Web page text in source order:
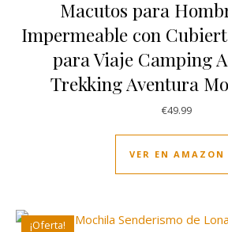
Macutos para
Impermeable con
para Viaje Camping
Trekking Aventura
€49.99
VER EN AMAZON
¡Oferta!